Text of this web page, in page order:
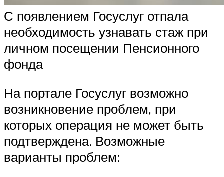
С появлением Госуслуг отпала
необходимость узнавать стаж при
личном посещении Пенсионного
фонда
На портале Госуслуг возможно
возникновение проблем, при
которых операция не может быть
подтверждена. Возможные
варианты проблем: